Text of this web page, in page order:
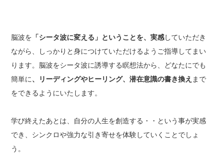
脳波を 「シータ波に変える」ということを、実感していただき
ながら、しっかりと身につけていただけるようご指導してまい
ります。脳波をシータ波に誘導する瞑想法から、どなたにでも
簡単に、リーディングやヒーリング、潜在意識の書き換え まで
をできるようにいたします。
学び終えたあとは、自分の人生を創造する・・という事が実感
でき、シンクロや強力な引き寄せを体験していくことでしょ
う。